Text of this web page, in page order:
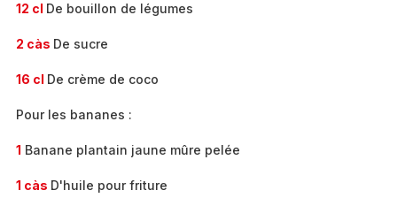
12 cl De bouillon de légumes
2 càs De sucre
16 cl De crème de coco
Pour les bananes :
1 Banane plantain jaune mûre pelée
1 càs D'huile pour friture